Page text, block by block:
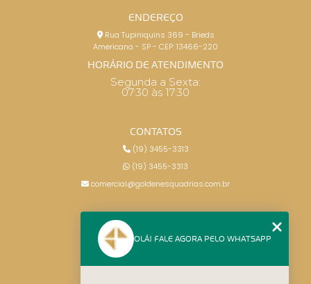
ENDEREÇO
Rua Tupiniquins 369 - Brieds
Americana - SP - CEP: 13466-220
HORÁRIO DE ATENDIMENTO
Segunda a Sexta:
07:30 às 17:30
CONTATOS
(19) 3455-3313
(19) 3455-3313
comercial@goldenesquadrias.com.br
HOME
OLÁ! FALE AGORA PELO WHATSAPP